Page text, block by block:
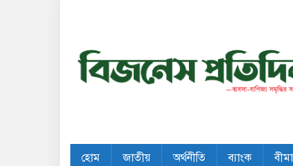
হোম জাতীয় অর্থনীতি ব্যাংক বীমা